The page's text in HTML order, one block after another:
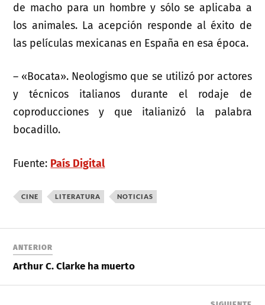
de macho para un hombre y sólo se aplicaba a
los animales. La acepción responde al éxito de
las películas mexicanas en España en esa época.
– «Bocata». Neologismo que se utilizó por actores
y técnicos italianos durante el rodaje de
coproducciones y que italianizó la palabra
bocadillo.
Fuente: País Digital
CINE LITERATURA NOTICIAS
ANTERIOR
Arthur C. Clarke ha muerto